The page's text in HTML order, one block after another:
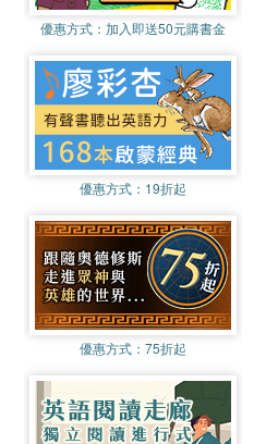
優惠方式： 加入即送50元購書金
優惠方式： 19折起
優惠方式： 75折起